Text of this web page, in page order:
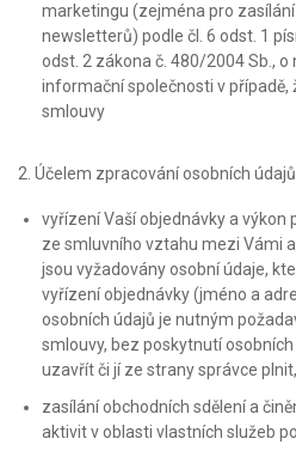
marketingu (zejména pro
newsletterů) podle čl. 6 odst. 1
odst. 2 zákona č. 480/2004 Sb., o
informační společnosti v případě,
smlouvy
2. Účelem zpracování osobních
vyřízení Vaší objednávky a výkon
ze smluvního vztahu mezi Vámi
jsou vyžadovány osobní údaje,
vyřízení objednávky (jméno a
osobních údajů je nutným
smlouvy, bez poskytnutí
uzavřít či jí ze strany správce plnit,
zasílání obchodních sdělení a
aktivit v oblasti vlastních služeb